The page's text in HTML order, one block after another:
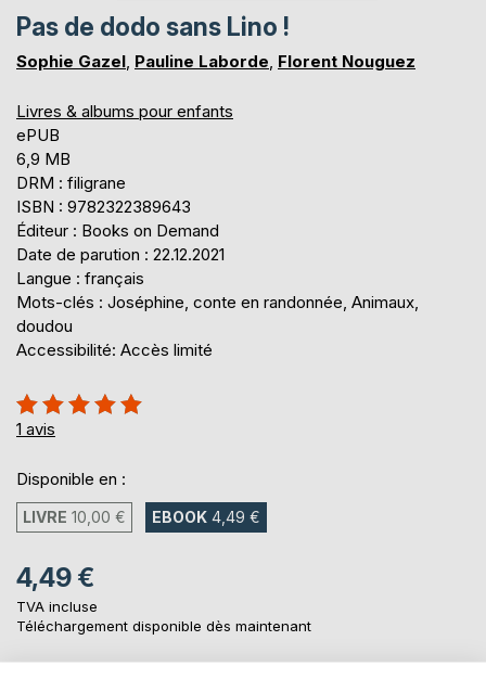
Pas de dodo sans Lino !
Sophie Gazel, Pauline Laborde, Florent Nouguez
Livres & albums pour enfants
ePUB
6,9 MB
DRM : filigrane
ISBN : 9782322389643
Éditeur : Books on Demand
Date de parution : 22.12.2021
Langue : français
Mots-clés : Joséphine, conte en randonnée, Animaux,
doudou
Accessibilité: Accès limité
Évaluation:
100%
1 avis
Disponible en :
LIVRE 10,00 € EBOOK 4,49 €
4,49 €
TVA incluse
Téléchargement disponible dès maintenant